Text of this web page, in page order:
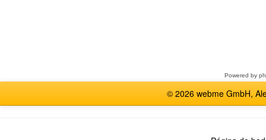
Powered by
© 2026 webme GmbH,